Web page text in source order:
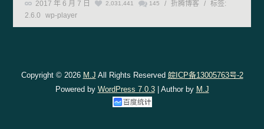
2017 年 6 月 7 日 2,031,441 145 / 折腾博客 /
标签:
2.6.0
wp-player
Copyright © 2026 M.J All Rights Reserved 皖ICP备13005763号-2
Powered by WordPress 7.0.3| Author by M.J